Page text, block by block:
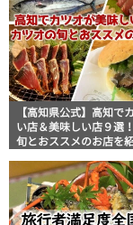
【高知県公式】高知で
い店＆美味しい店９選
旬とおススメのお店を